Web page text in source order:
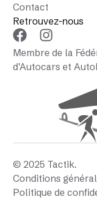
Contact
Retrouvez-nous
Membre de la
d’Autocars et
© 2025 Tactik.
Conditions
Politique de